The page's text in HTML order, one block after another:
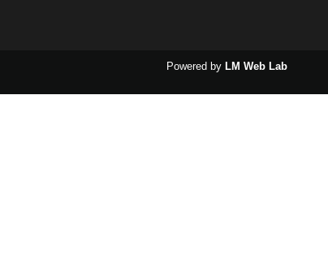
Powered by LM Web Lab